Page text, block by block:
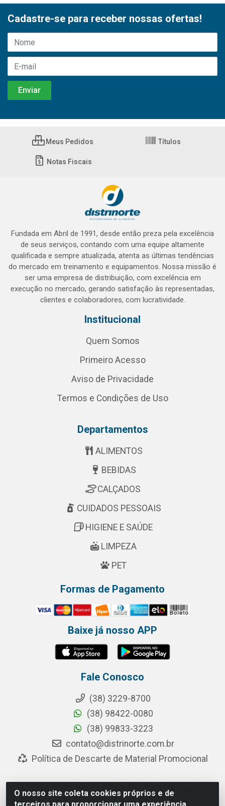
O nosso site coleta cookies próprios e de
Cadastre-se para receber nossas ofertas!
Meus Pedidos Títulos
Notas Fiscais
Fundada em Abril de 1991, desde então preza pela excelência
de seus serviços, contando com uma equipe altamente
qualificada e sempre atualizada, atenta as últimas tendências
do mercado em treinamento e equipamentos. Nossa missão é
ser uma empresa de distribuição, com excelência em
execução no mercado, gerando satisfação às representadas,
clientes e colaboradores, com lucratividade.
Institucional
Quem Somos
Primeiro Acesso
Aviso de Privacidade
Termos e Condições de Uso
Departamentos
ALIMENTOS
BEBIDAS
CALÇADOS
CUIDADOS PESSOAIS
HIGIENE E SAÚDE
LIMPEZA
PET
Formas de Pagamento
Baixe já nosso APP
Fale Conosco
(38) 3229-8700
(38) 98422-0080
(38) 99833-3223
contato@distrinorte.com.br
Política de Descarte de Material Promocional
Distrinorte Distribuidora de Alimentos - Avenida Pedro